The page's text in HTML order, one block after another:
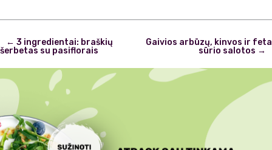
Post
navigation
Gaivios arbūzų, kinvos ir feta
sūrio salotos →
← 3 ingredientai: braškių
šerbetas su pasiflorais